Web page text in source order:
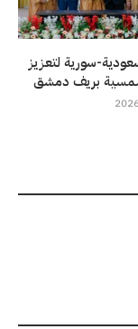
سورية لتعزيز
بريف دمشق